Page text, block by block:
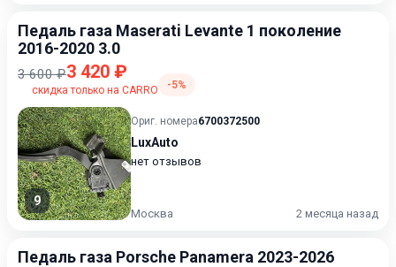
Педаль газа Maserati Levante 1 поколение
2016-2020 3.0
3 600 ₽3 420 ₽
скидка только на CARRO -5%
9
Ориг. номера6700372500
LuxAuto
нет отзывов
Москва 2 месяца назад
Педаль газа Porsche Panamera 2023-2026